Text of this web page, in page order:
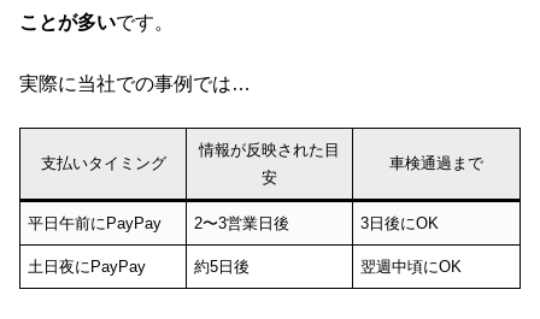
ことが多いです。
実際に当社での事例では…
支払いタイミング
情報が反映された目
安
車検通過まで
平日午前にPayPay 2〜3営業日後 3日後にOK
土日夜にPayPay 約5日後 翌週中頃にOK